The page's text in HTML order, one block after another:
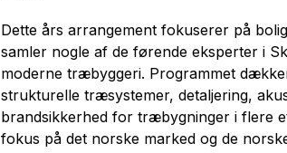
Dette års arrangement fokuserer på
samler nogle af de førende eksperter i
moderne træbyggeri. Programmet
strukturelle træsystemer, detaljering,
brandsikkerhed for træbygninger i flere
fokus på det norske marked og de